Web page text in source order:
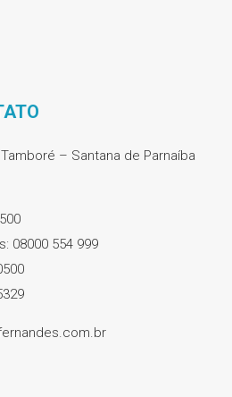
– Santana de Parnaíba
08000 554 999